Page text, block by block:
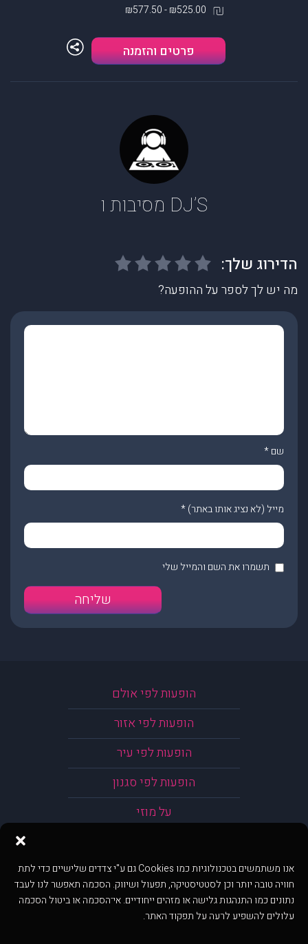
אנו משתמשים בטכנולוגיות כמו Cookies גם ע"י צדדים שלישיים כדי לתת
חוויה טובה יותר וכן לסטטיסטיקה, תפעול ושיווק. הסכמה תאפשר לנו לעבד
נתונים כמו התנהגות גלישה או מזהים ייחודיים. אי־הסכמה או ביטול הסכמה
עלולים להשפיע לרעה על תפקוד האתר.
₪525.00 - ₪577.50
פרטים והזמנה
DJ’S מסיבות ו
מה יש לך לספר על ההופעה?
שם*
מייל (לא נציג אותו באתר)*
תשמרו את השם והמייל שלי
הופעות לפי אולם
הופעות לפי אזור
הופעות לפי עיר
הופעות לפי סגנון
על מוזי